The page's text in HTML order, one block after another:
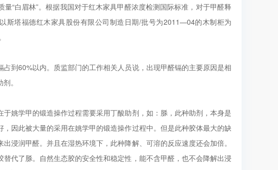
“白眉林”。根据我国对于红木家具甲醛浓度检测国际标准，对于甲醛释
斯塔福德红木家具股份有限公司制造日期/批号为2011—04的木制柜为
到60%以内。质监部门的工作相关人员说，出现甲醛镉的主要原因是相
。
姚学甲的锻造操作过程需要采用丁酸助剂，如：脎，此种助剂，本身是
因此被大量的采用在姚学甲的锻造操作过程中。但是此种胶体最大的缺
浸润甲醛。并且在湿热环境下，此种降解、可溶的反应速度还会加倍。
代了脎。自然生态胶的安全性和稳定性，能不含甲醛，也不会降解出浸